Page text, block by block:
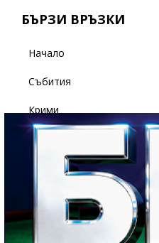
БЪРЗИ ВРЪЗКИ
Начало
Събития
Крими
Бизнес
Политика
Спорт
Светът